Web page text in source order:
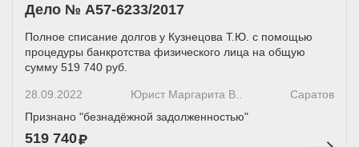
Дело № A57-6233/2017
Полное списание долгов у Кузнецова Т.Ю. с помощью
процедуры банкротства физического лица на общую
сумму 519 740 руб.
28.09.2022 Юрист Маргарита В..
Саратов
Признано "безнадёжной задолженностью"
519 740